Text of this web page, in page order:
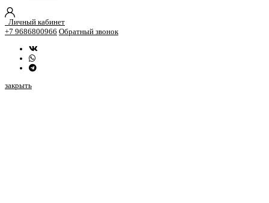
Личный кабинет
+7 9686800966 Обратный звонок
закрыть